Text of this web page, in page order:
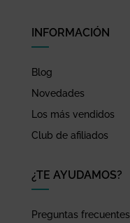
INFORMACIÓN
Blog
Novedades
Los más vendidos
Club de afiliados
¿TE AYUDAMOS?
Preguntas frecuentes